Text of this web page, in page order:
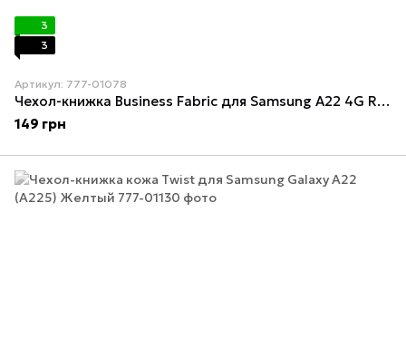
3
3
Артикул: 777-01078
Чехол-книжка Business Fabric для Samsung A22 4G Red
149 грн